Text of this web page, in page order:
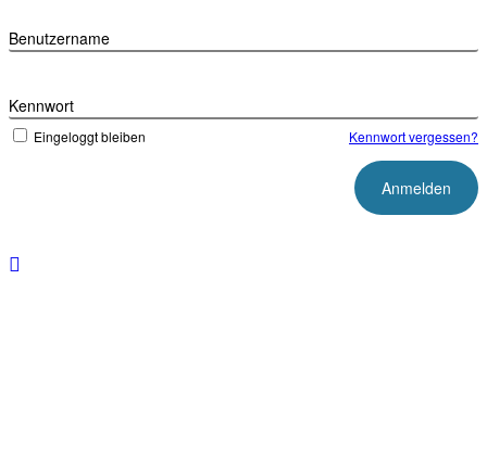
Benutzername
Kennwort
Eingeloggt bleiben Kennwort vergessen?